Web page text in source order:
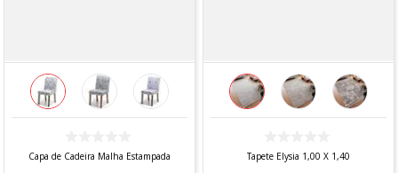
Capa de Cadeira Malha Estampada Tapete Elysia 1,00 X 1,40